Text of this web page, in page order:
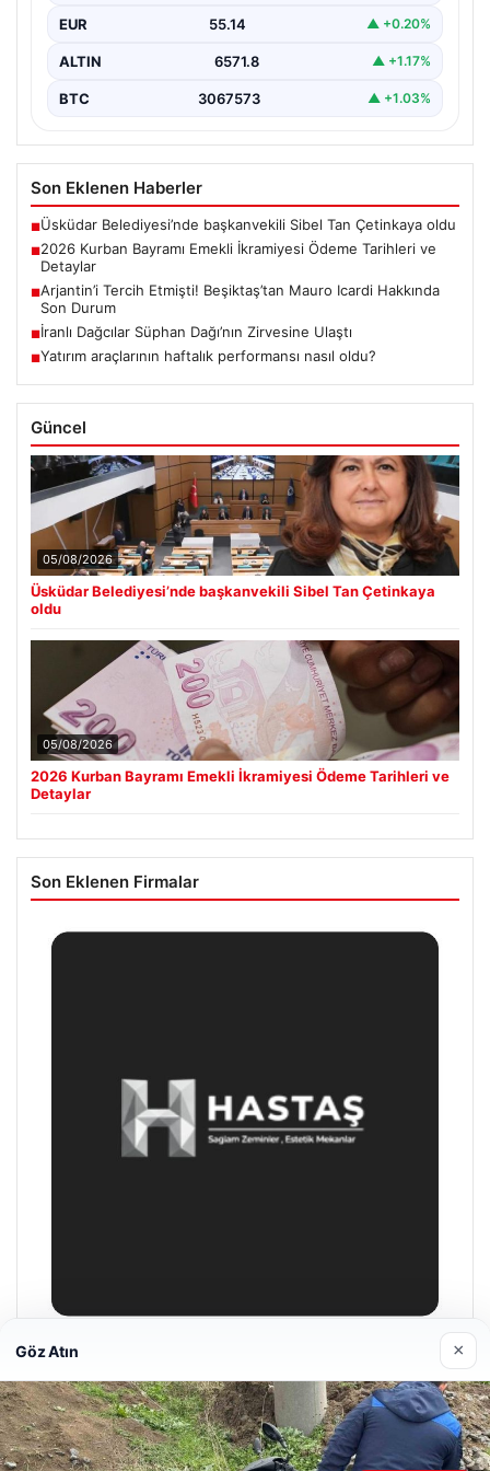
EUR 55.14 ▲ +0.20%
ALTIN 6571.8 ▲ +1.17%
BTC 3067573 ▲ +1.03%
Son Eklenen Haberler
■Üsküdar Belediyesi’nde başkanvekili Sibel Tan Çetinkaya oldu
■2026 Kurban Bayramı Emekli İkramiyesi Ödeme Tarihleri ve
Detaylar
■Arjantin’i Tercih Etmişti! Beşiktaş’tan Mauro Icardi Hakkında
Son Durum
■İranlı Dağcılar Süphan Dağı’nın Zirvesine Ulaştı
■Yatırım araçlarının haftalık performansı nasıl oldu?
Güncel
05/08/2026
Üsküdar Belediyesi’nde başkanvekili Sibel Tan Çetinkaya
oldu
05/08/2026
2026 Kurban Bayramı Emekli İkramiyesi Ödeme Tarihleri ve
Detaylar
Son Eklenen Firmalar
Enes Kaplan Avukatlık Bürosu
28/04/2026
Göz Atın ×